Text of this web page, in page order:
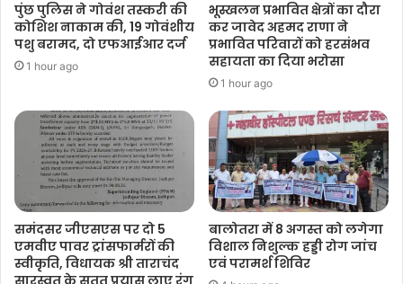
पुंछ पुलिस ने गोवंश तस्करी की
कोशिश नाकाम की, 19 गोवंशीय
पशु बरामद, दो एफआईआर दर्ज
1 hour ago
भूस्खलन प्रभावित क्षेत्रों का दौरा
कर जावेद अहमद राणा ने
प्रभावित परिवारों को हरसंभव
सहायता का दिया भरोसा
1 hour ago
समंदसर जीएसएस पर दो 5
एमवीए पावर ट्रांसफार्मरों की
स्वीकृति, विधायक श्री ताराचंद
बालोतरा में 8 अगस्त को लगेगा
विशाल निशुल्क हड्डी रोग जांच
एवं परामर्श शिविर